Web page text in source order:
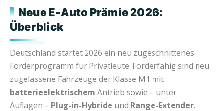
Neue E-Auto Prämie 2026:
Überblick
Deutschland startet 2026 ein neu zugeschnittenes
Förderprogramm für Privatleute. Förderfähig sind neu
zugelassene Fahrzeuge der Klasse M1 mit
batterieelektrischem Antrieb sowie – unter
Auflagen – Plug-in-Hybride und Range-Extender.